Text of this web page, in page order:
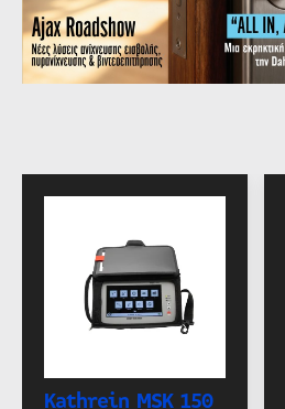
Kathrein MSK 150